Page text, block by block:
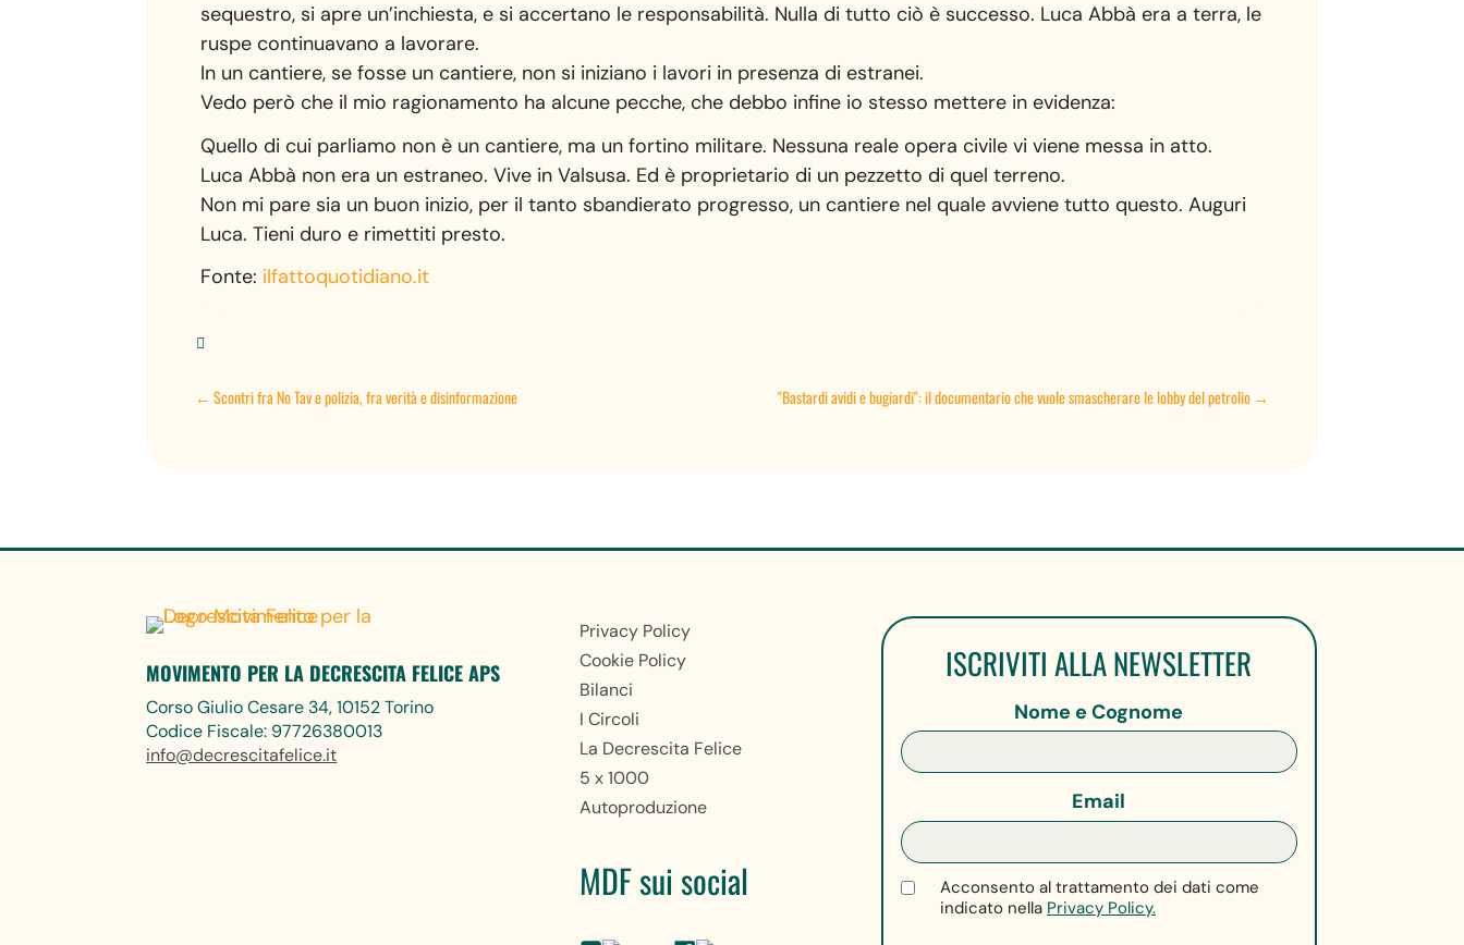
sequestro, si apre un’inchiesta, e si accertano le responsabilità. Nulla di tutto ciò è successo. Luca Abbà era a terra, le
ruspe continuavano a lavorare.
In un cantiere, se fosse un cantiere, non si iniziano i lavori in presenza di estranei.
Vedo però che il mio ragionamento ha alcune pecche, che debbo infine io stesso mettere in evidenza:
Quello di cui parliamo non è un cantiere, ma un fortino militare. Nessuna reale opera civile vi viene messa in atto.
Luca Abbà non era un estraneo. Vive in Valsusa. Ed è proprietario di un pezzetto di quel terreno.
Non mi pare sia un buon inizio, per il tanto sbandierato progresso, un cantiere nel quale avviene tutto questo. Auguri
Luca. Tieni duro e rimettiti presto.
Fonte: ilfattoquotidiano.it

←Scontri fra No Tav e polizia, fra verità e disinformazione "Bastardi avidi e bugiardi": il documentario che vuole smascherare le lobby del petrolio→
MOVIMENTO PER LA DECRESCITA FELICE APS
Corso Giulio Cesare 34, 10152 Torino
Codice Fiscale: 97726380013
info@decrescitafelice.it
Privacy Policy
Cookie Policy
Bilanci
I Circoli
La Decrescita Felice
5 x 1000
Autoproduzione
MDF sui social
ISCRIVITI ALLA NEWSLETTER
Nome e Cognome
Email
Acconsento al trattamento dei dati come
indicato nella Privacy Policy.